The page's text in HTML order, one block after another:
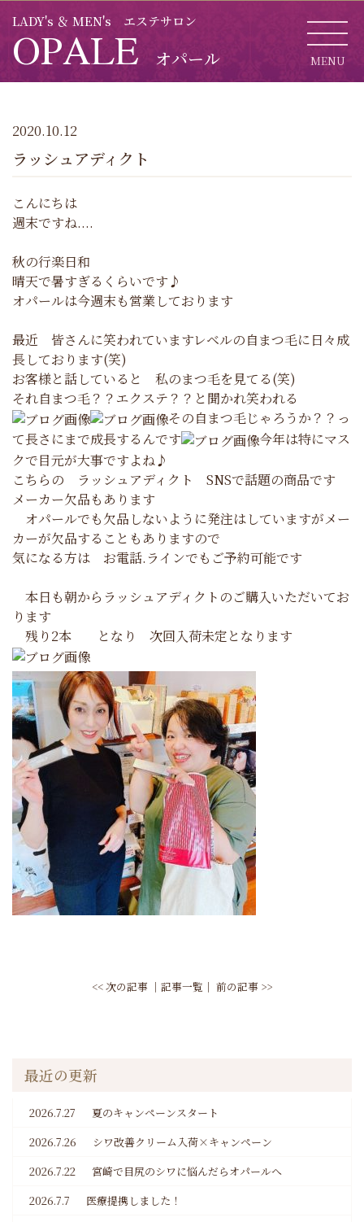
LADY's ＆ MEN's エステサロン
OPALE オパール MENU
2020.10.12
ラッシュアディクト
こんにちは
週末ですね....
秋の行楽日和
晴天で暑すぎるくらいです♪
オパールは今週末も営業しております
最近 皆さんに笑われていますレベルの自まつ毛に日々成
長しております(笑)
お客様と話していると 私のまつ毛を見てる(笑)
それ自まつ毛？？エクステ？？と聞かれ笑われる
その自まつ毛じゃろうか？？っ
て長さにまで成長するんです
今年は特にマス
クで目元が大事ですよね♪
こちらの ラッシュアディクト SNSで話題の商品です
メーカー欠品もあります
オパールでも欠品しないように発注はしていますがメー
カーが欠品することもありますので
気になる方は お電話.ラインでもご予約可能です
本日も朝からラッシュアディクトのご購入いただいてお
ります
残り2本 となり 次回入荷未定となります
<< 次の記事 │ 記事一覧 │ 前の記事 >>
最近の更新
2026.7.27
夏のキャンペーンスタート
2026.7.26
シワ改善クリーム入荷×キャンペーン
2026.7.22
宮崎で目尻のシワに悩んだらオパールへ
2026.7.7
医療提携しました！